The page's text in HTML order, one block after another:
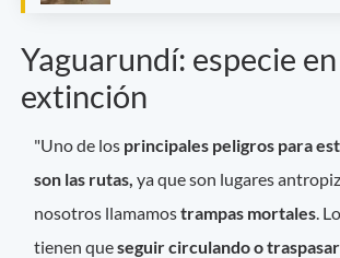
Yaguarundí: especie
extinción
"Uno de los principales peligros para
son las rutas,ya que son lugares
nosotros llamamostrampas mortales .
tienen queseguir circulando o